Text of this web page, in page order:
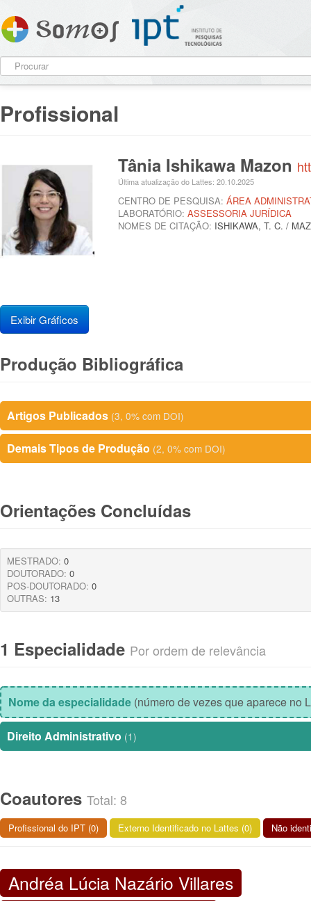
Profissional
Tânia Ishikawa Mazon
Última atualização do Lattes: 20.10.2025
CENTRO DE PESQUISA: ÁREA
LABORATÓRIO: ASSESSORIA JURÍDICA
NOMES DE CITAÇÃO: ISHIKAWA, T. C. /
Exibir Gráficos
Produção Bibliográfica
Artigos Publicados (3, 0% com DOI)
Demais Tipos de Produção (2, 0% com DOI)
Orientações Concluídas
MESTRADO: 0
DOUTORADO: 0
POS-DOUTORADO: 0
OUTRAS: 13
1 Especialidade Por ordem de relevância
Nome da especialidade (número de vezes que aparece no
Direito Administrativo (1)
Coautores Total: 8
Profissional do IPT (0) Externo Identificado no Lattes (0) Não
Andréa Lúcia Nazário Villares